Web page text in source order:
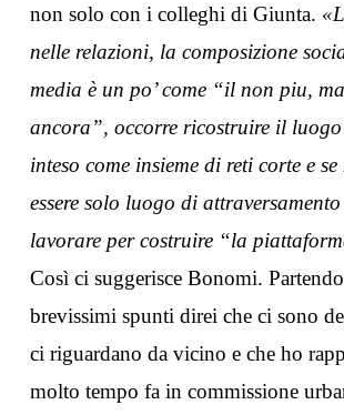
non solo con i colleghi di Giunta.
nelle relazioni, la composizione
media è un po’ come “il non piu,
ancora”, occorre ricostruire il
inteso come insieme di reti corte e
essere solo luogo di
lavorare per costruire “la
Così ci suggerisce Bonomi.
brevissimi spunti direi che ci sono
ci riguardano da vicino e che ho
molto tempo fa in commissione